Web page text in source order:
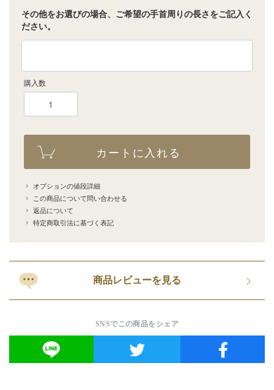
その他をお選びの場合、ご希望の手首周りの長さをご記入く
ださい。
購入数
カートに入れる
オプションの値段詳細
この商品について問い合わせる
返品について
特定商取引法に基づく表記
商品レビューを見る
SNSでこの商品をシェア